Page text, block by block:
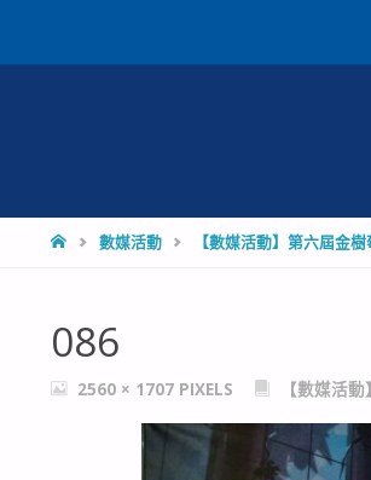
HOME數媒活動 【數媒活動】第六屆金樹
086
FULL2560 × 1707 PIXELS 【數媒活